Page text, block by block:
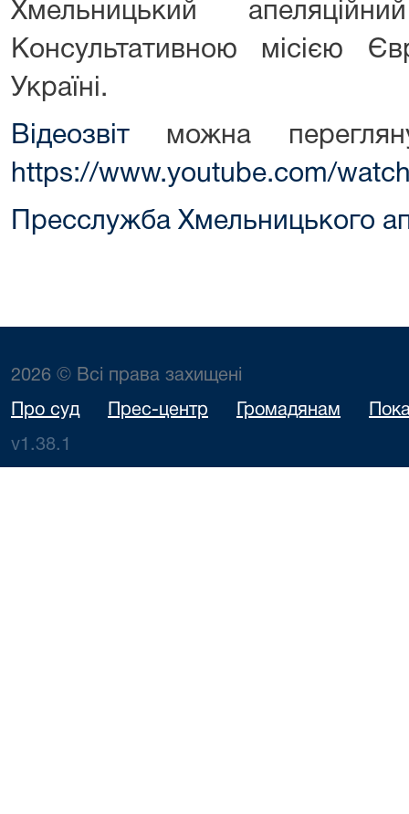
Хмельницький
Консультативною місією
Україні.
Відеозвіт можна
https://www.youtube.com/
Пресслужба Хмельницького
2026 © Всі права захищені
Про суд Прес-центр Громадянам
v1.38.1